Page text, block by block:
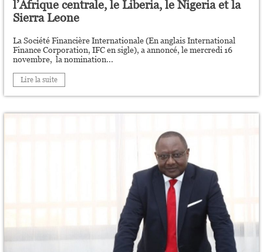
l’Afrique centrale, le Liberia, le Nigeria et la
Sierra Leone
La Société Financière Internationale (En anglais International
Finance Corporation, IFC en sigle), a annoncé, le mercredi 16
novembre, la nomination...
Lire la suite